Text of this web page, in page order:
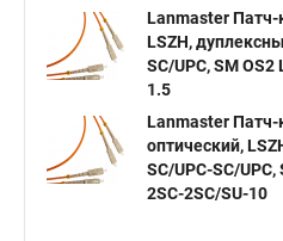
Lanmaster Патч-
LSZH,
SC/UPC, SM OS2
1.5
Lanmaster Патч-
оптический,
SC/UPC-SC/UPC,
2SC-2SC/SU-10